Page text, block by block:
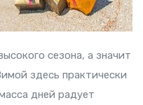
сезона, а значит
здесь практически
дней радует